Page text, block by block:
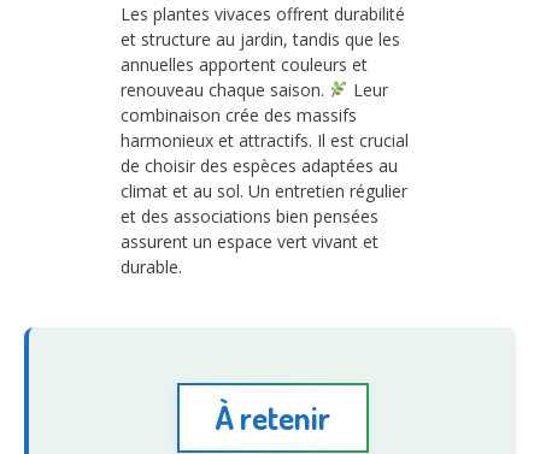
Les plantes vivaces offrent durabilité
et structure au jardin, tandis que les
annuelles apportent couleurs et
renouveau chaque saison.
Leur
combinaison crée des massifs
harmonieux et attractifs. Il est crucial
de choisir des espèces adaptées au
climat et au sol. Un entretien régulier
et des associations bien pensées
assurent un espace vert vivant et
durable.
À retenir